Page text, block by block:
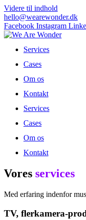
Videre til indhold
hello@wearewonder.dk
Facebook Instagram
Services
Cases
Om os
Kontakt
Services
Cases
Om os
Kontakt
Vores services
Med erfaring indenfor
TV, flerkamera-